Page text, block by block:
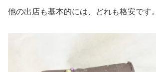
他の出店も基本的には、どれも格安です。